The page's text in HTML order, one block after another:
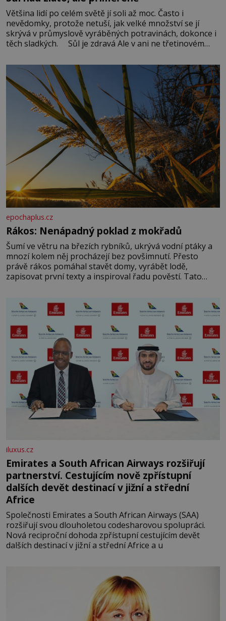
Většina lidí po celém světě jí soli až moc. Často i
nevědomky, protože netuší, jak velké množství se jí
skrývá v průmyslově vyráběných potravinách, dokonce i
těch sladkých. Sůl je zdravá Ale v ani ne třetinovém
základní složky– sodík a chlór – jsou zásadní pro
správné hospodaření
epochaplus.cz
Rákos: Nenápadný poklad z mokřadů
Šumí ve větru na březích rybníků, ukrývá vodní ptáky a
mnozí kolem něj procházejí bez povšimnutí. Přesto
právě rákos pomáhal stavět domy, vyrábět lodě,
zapisovat první texty a inspiroval řadu pověstí. Tato
letního koupání. Stačí se však podívat
iluxus.cz
Emirates a South African Airways rozšiřují
partnerství. Cestujícím nově zpřístupní
dalších devět destinací v jižní a střední
Africe
Společnosti Emirates a South African Airways (SAA)
rozšiřují svou dlouholetou codesharovou spolupráci.
Nová reciproční dohoda zpřístupní cestujícím devět
dalších destinací v jižní a střední Africe a u